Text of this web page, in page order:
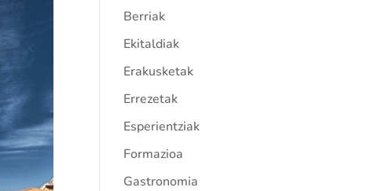
Berriak
Ekitaldiak
Erakusketak
Errezetak
Esperientziak
Formazioa
Gastronomia